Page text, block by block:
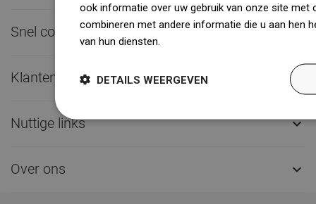
Snel contact 
Klantenservice 
Nuttige links 
Over ons 
ook informatie over uw gebruik van onze site met
combineren met andere informatie die u aan hen
van hun diensten.
DETAILS WEERGEVEN